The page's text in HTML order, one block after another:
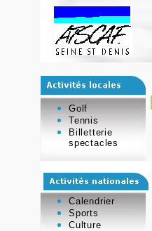
Golf
Tennis
Billetterie
spectacles
Calendrier
Sports
Culture